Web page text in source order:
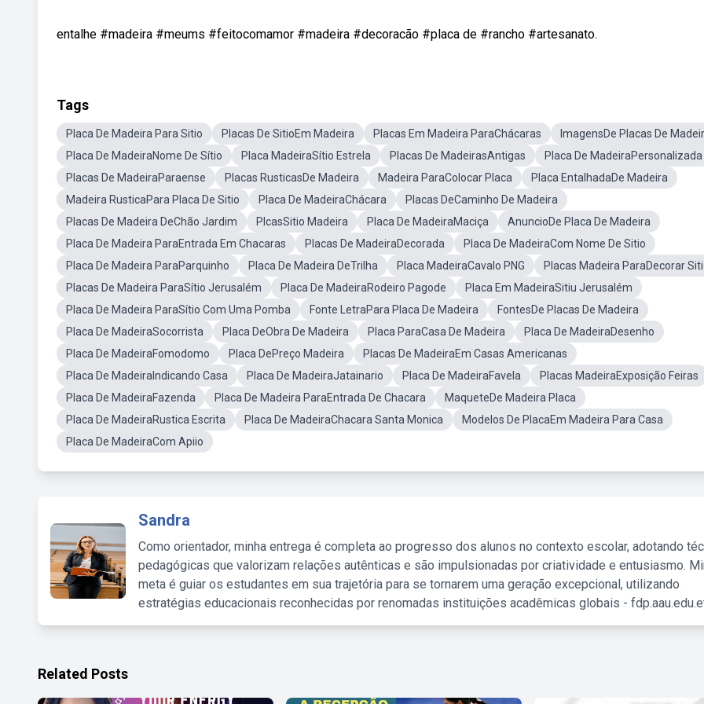
entalhe #madeira #meums #feitocomamor #madeira #decoracão #placa de #rancho #artesanato.
Tags
Placa De Madeira Para Sitio Placas De SitioEm Madeira Placas Em Madeira ParaChácaras
ImagensDe Placas De
Placa De MadeiraNome De Sítio
Placa MadeiraSítio Estrela Placas De MadeirasAntigas
Placa De MadeiraPersonalizada
Placas De MadeiraParaense
Placas RusticasDe Madeira Madeira ParaColocar Placa
Placa EntalhadaDe Madeira
Madeira RusticaPara Placa De Sitio
Placa De MadeiraChácara
Placas DeCaminho De Madeira
Placas De Madeira DeChão Jardim
PlcasSitio Madeira Placa De MadeiraMaciça
AnuncioDe Placa De Madeira
Placa De Madeira ParaEntrada Em Chacaras
Placas De MadeiraDecorada
Placa De MadeiraCom Nome De Sitio
Placa De Madeira ParaParquinho
Placa De Madeira DeTrilha Placa MadeiraCavalo PNG
Placas Madeira ParaDecorar
Placas De Madeira ParaSítio Jerusalém
Placa De MadeiraRodeiro Pagode
Placa Em MadeiraSitiu Jerusalém
Placa De Madeira ParaSítio Com Uma Pomba
Fonte LetraPara Placa De Madeira
FontesDe Placas De Madeira
Placa De MadeiraSocorrista
Placa DeObra De Madeira Placa ParaCasa De Madeira
Placa De MadeiraDesenho
Placa De MadeiraFomodomo
Placa DePreço Madeira
Placas De MadeiraEm Casas Americanas
Placa De MadeiraIndicando Casa
Placa De MadeiraJatainario Placa De MadeiraFavela
Placas MadeiraExposição Feiras
Placa De MadeiraFazenda
Placa De Madeira ParaEntrada De Chacara
MaqueteDe Madeira Placa
Placa De MadeiraRustica Escrita
Placa De MadeiraChacara Santa Monica
Modelos De PlacaEm Madeira Para Casa
Placa De MadeiraCom Apiio
Sandra
Como orientador, minha entrega é completa ao progresso dos alunos no contexto escolar, adotando
pedagógicas que valorizam relações autênticas e são impulsionadas por criatividade e entusiasmo.
meta é guiar os estudantes em sua trajetória para se tornarem uma geração excepcional, utilizando
estratégias educacionais reconhecidas por renomadas instituições acadêmicas globais -
Related Posts